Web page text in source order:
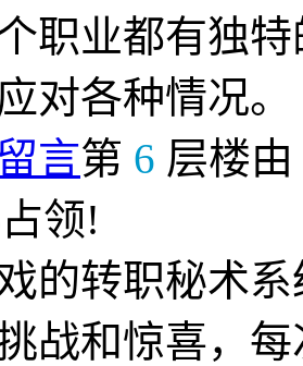
职业都有独
对各种情况。
言第 6 层楼由
领!
的转职秘术
战和惊喜，